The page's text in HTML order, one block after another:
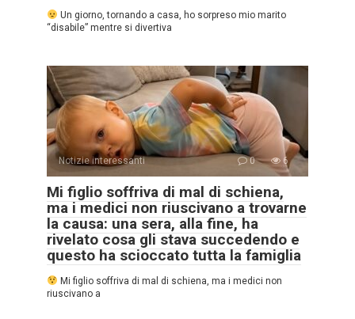
Un giorno, tornando a casa, ho sorpreso mio marito
“disabile” mentre si divertiva
Notizie interessanti 0 6
Mi figlio soffriva di mal di schiena,
ma i medici non riuscivano a trovarne
la causa: una sera, alla fine, ha
rivelato cosa gli stava succedendo e
questo ha scioccato tutta la famiglia
Mi figlio soffriva di mal di schiena, ma i medici non
riuscivano a